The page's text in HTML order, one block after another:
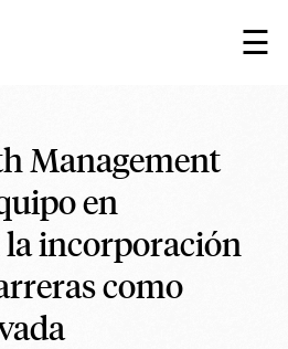
☰
×
Management
en
incorporación
como